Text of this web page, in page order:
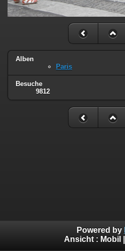
Alben
Paris
Besuche
9812
Powered by
Ansicht : Mobil